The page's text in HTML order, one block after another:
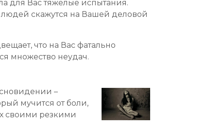
для Вас тяжелые испытания.
скажутся на Вашей деловой
что на Вас фатально
множество неудач.
–
мучится от боли,
своими резкими